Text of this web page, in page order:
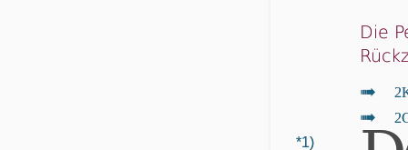
Die
↦
↦
*1)